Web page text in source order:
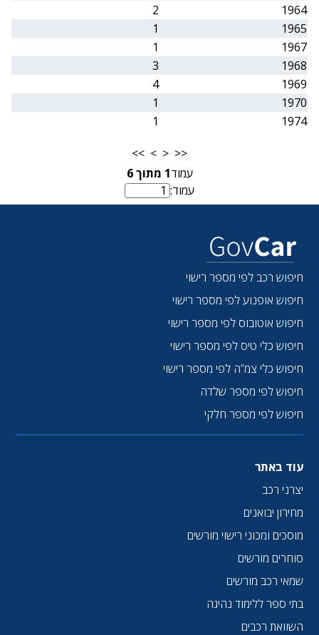
1964
2
1965
1
1967
1
1968
3
1969
4
1970
1
1974
1
<<
<
>
>>
עמוד1 מתוך 6
מספר עמוד
עמוד:
חיפוש רכב לפי מספר רישוי
חיפוש אופנוע לפי מספר רישוי
חיפוש אוטובוס לפי מספר רישוי
חיפוש כלי טיס לפי מספר רישוי
חיפוש כלי צמ”ה לפי מספר רישוי
חיפוש לפי מספר שלדה
חיפוש לפי מספר חלקי
עוד באתר
יצרני רכב
מחירון יבואנים
מוסכים ומכוני רישוי מורשים
סוחרים מורשים
שמאי רכב מורשים
בתי ספר ללימוד נהיגה
השוואת רכבים